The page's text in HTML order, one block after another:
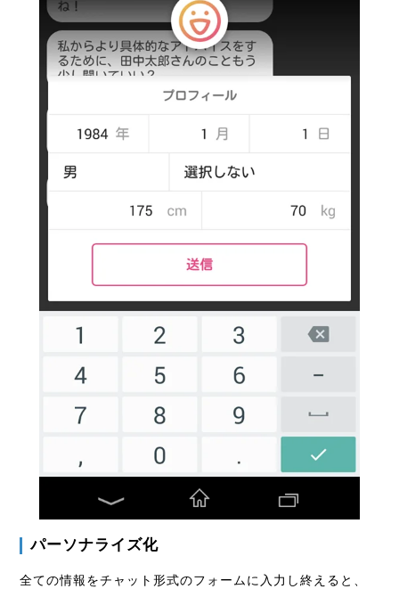
パーソナライズ化
全ての情報をチャット形式のフォームに入力し終えると、